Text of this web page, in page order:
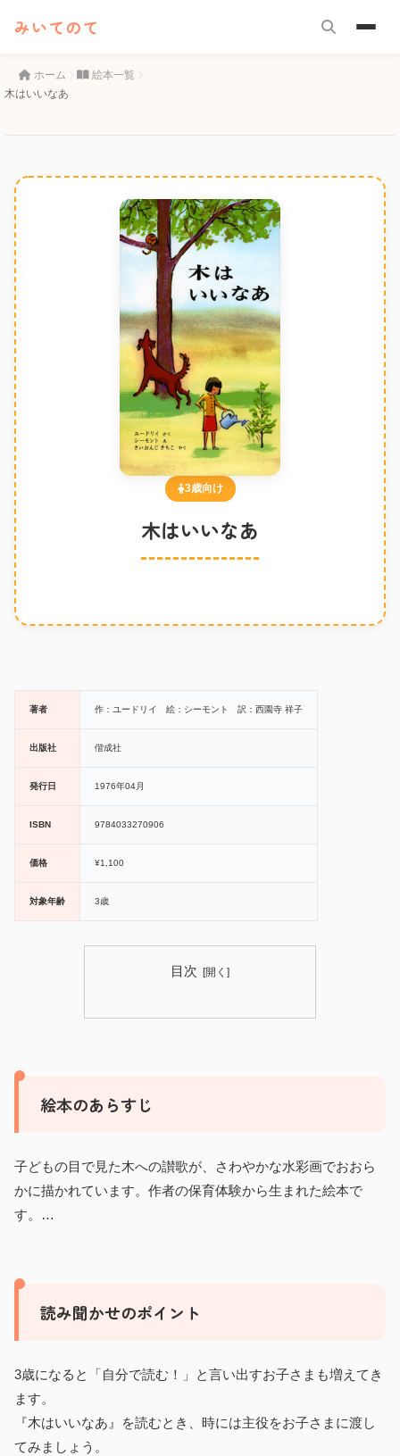
みいてのて
ホーム
絵本一覧
木はいいなあ
3歳向け
木はいいなあ
著者 作：ユードリイ 絵：シーモント 訳：西園寺 祥子
出版社 偕成社
発行日 1976年04月
ISBN 9784033270906
価格 ¥1,100
対象年齢 3歳
目次
絵本のあらすじ
子どもの目で見た木への讃歌が、さわやかな水彩画でおおら
かに描かれています。作者の保育体験から生まれた絵本で
す。…
読み聞かせのポイント
3歳になると「自分で読む！」と言い出すお子さまも増えてき
ます。
『木はいいなあ』を読むとき、時には主役をお子さまに渡し
てみましょう。